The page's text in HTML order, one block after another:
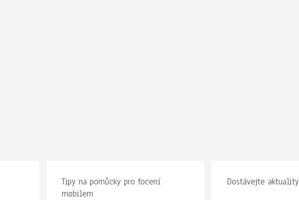
Tipy na pomůcky pro focení
mobilem
Dostávejte aktuality